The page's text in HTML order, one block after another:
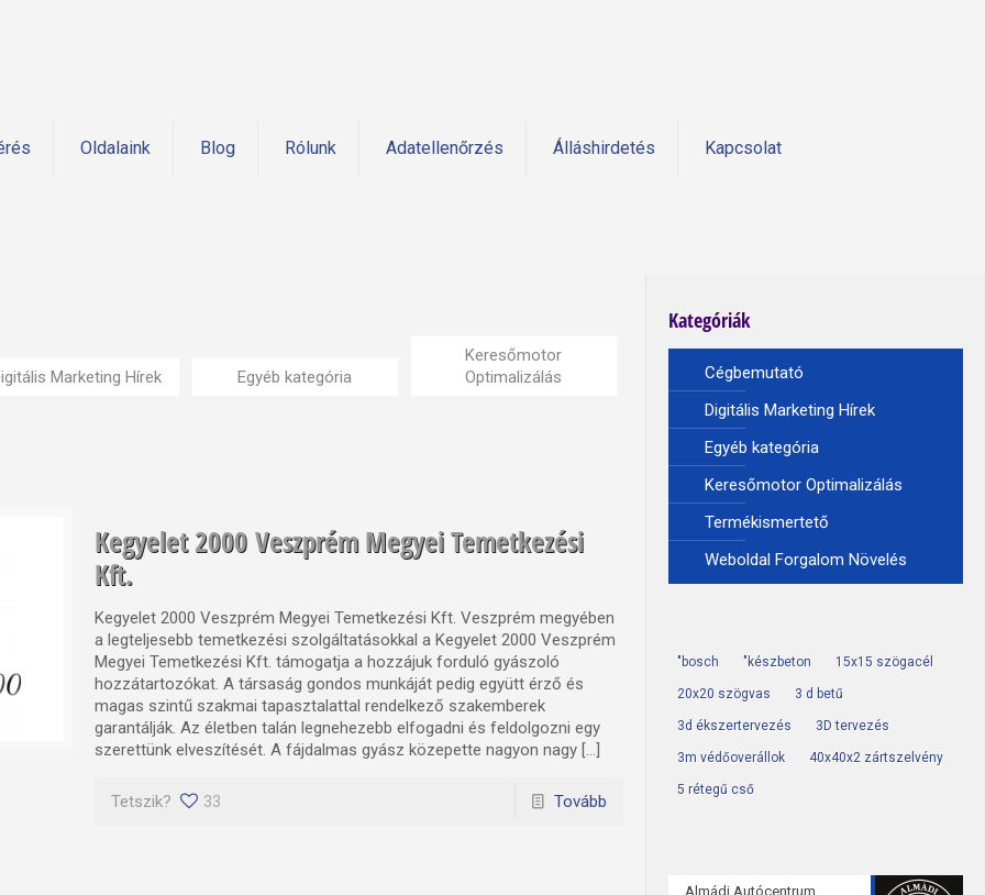
Oldalaink Blog Rólunk Adatellenőrzés Álláshirdetés Kapcsolat
Marketing Hírek Egyéb kategória
Keresőmotor
Optimalizálás
Kegyelet 2000 Veszprém Megyei Temetkezési
Kft.
Kegyelet 2000 Veszprém Megyei Temetkezési Kft. Veszprém megyében
a legteljesebb temetkezési szolgáltatásokkal a Kegyelet 2000 Veszprém
Megyei Temetkezési Kft. támogatja a hozzájuk forduló gyászoló
hozzátartozókat. A társaság gondos munkáját pedig együtt érző és
magas szintű szakmai tapasztalattal rendelkező szakemberek
garantálják. Az életben talán legnehezebb elfogadni és feldolgozni egy
szerettünk elveszítését. A fájdalmas gyász közepette nagyon nagy […]
Tetszik? 33 Tovább
Kategóriák
Cégbemutató
Digitális Marketing Hírek
Egyéb kategória
Keresőmotor Optimalizálás
Termékismertető
Weboldal Forgalom Növelés
"bosch "készbeton 15x15 szögacél
20x20 szögvas 3 d betű
3d ékszertervezés 3D tervezés
3m védőoverállok 40x40x2 zártszelvény
5 rétegű cső
Almádi Autócentrum